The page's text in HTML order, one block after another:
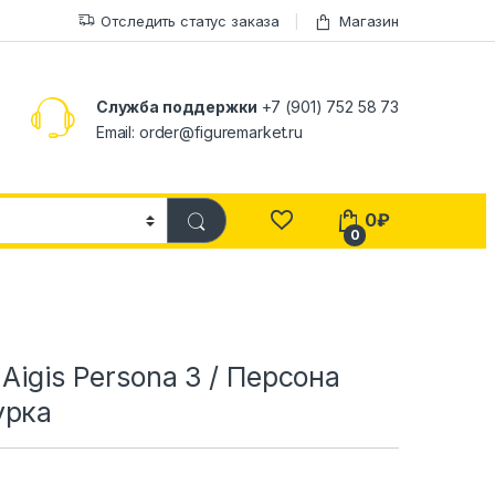
Отследить статус заказа Магазин
Служба поддержки +7 (901) 752 58 73
Email: order@figuremarket.ru
0
0₽
Persona 3 / Персона